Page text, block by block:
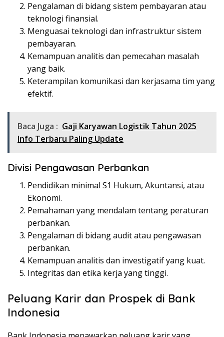
Pengalaman di bidang sistem pembayaran atau
teknologi finansial.
Menguasai teknologi dan infrastruktur sistem
pembayaran.
Kemampuan analitis dan pemecahan masalah
yang baik.
Keterampilan komunikasi dan kerjasama tim yang
efektif.
Baca Juga : Gaji Karyawan Logistik Tahun 2025
Info Terbaru Paling Update
Divisi Pengawasan Perbankan
Pendidikan minimal S1 Hukum, Akuntansi, atau
Ekonomi.
Pemahaman yang mendalam tentang peraturan
perbankan.
Pengalaman di bidang audit atau pengawasan
perbankan.
Kemampuan analitis dan investigatif yang kuat.
Integritas dan etika kerja yang tinggi.
Peluang Karir dan Prospek di Bank
Indonesia